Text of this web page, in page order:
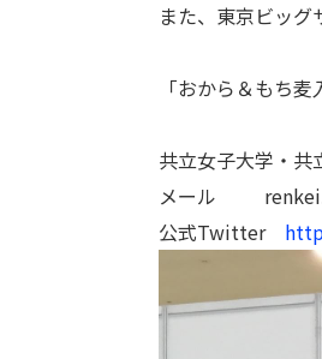
また、東京ビッグ
「おから＆もち
共立女子大学・
メール
公式Twitter